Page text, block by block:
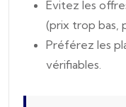
Évitez les
(prix trop bas,
Préférez les
vérifiables.